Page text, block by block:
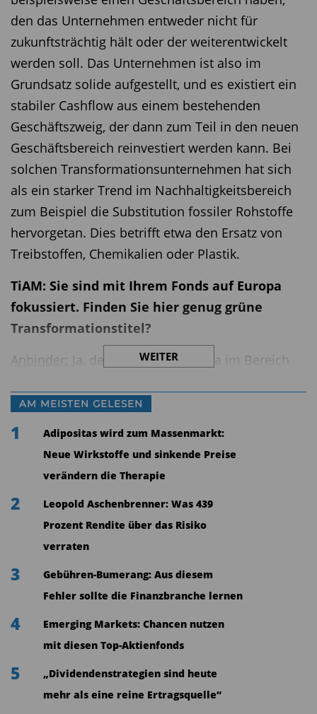
den das Unternehmen entweder nicht für
zukunftsträchtig hält oder der weiterentwickelt
werden soll. Das Unternehmen ist also im
Grundsatz solide aufgestellt, und es existiert ein
stabiler Cashflow aus einem bestehenden
Geschäftszweig, der dann zum Teil in den neuen
Geschäftsbereich re­inves­tiert werden kann. Bei
solchen Transformationsunternehmen hat sich
als ein starker Trend im Nachhaltigkeitsbereich
zum Beispiel die Substitution fossiler Rohstoffe
hervorgetan. Dies betrifft etwa den Ersatz von
Treibstoffen, Chemikalien oder Plastik.
TiAM: Sie sind mit Ihrem Fonds auf Europa
fokussiert. Finden Sie hier genug grüne
Transformationstitel?
Anbinder: Ja, denn während Europa im Bereich
europäischen Unternehmen beim Thema
Nachhaltigkeit, speziell bei der Substitution
TiAM: Nennen Sie uns zwei Beispiele?
Anbinder:Beispielsweise gibt es in Finnland
einen klassischen Mineralöl- und
Raffineriekonzern, der als Technologieführer in
diesem Bereich seit Jahren in der Lage war, auch
qualitativ minderwertiges, aber sehr günstiges
noch trägt, führte zu der Idee, nachwachsende
Rohstoffe oder organische Abfälle zu nutzen, um
WEITER
AM MEISTEN GELESEN
1
Adipositas wird zum Massenmarkt:
Neue Wirkstoffe und sinkende Preise
verändern die Therapie
2
Leopold Aschenbrenner: Was 439
Prozent Rendite über das Risiko
verraten
3
Gebühren-Bumerang: Aus diesem
Fehler sollte die Finanzbranche lernen
4
Emerging Markets: Chancen nutzen
mit diesen Top-Aktienfonds
5
„Dividendenstrategien sind heute
mehr als eine reine Ertragsquelle“